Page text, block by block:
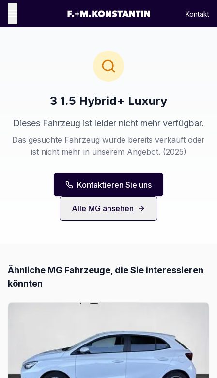
Kontakt
3 1.5 Hybrid+ Luxury
Dieses Fahrzeug ist leider nicht mehr verfügbar.
Das gesuchte Fahrzeug wurde bereits verkauft oder
ist nicht mehr in unserem Angebot. (2025)
Kontaktieren Sie uns
Alle MG ansehen
Ähnliche MG Fahrzeuge, die Sie interessieren
könnten